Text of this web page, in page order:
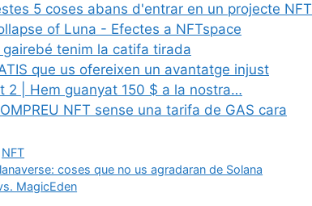
b
l
r
k
e
d
I
t
s
A
p
p
a
r
t
5 coses abans d'entrar en un projecte NFT
of Luna - Efectes a NFTspace
gairebé tenim la catifa tirada
que us ofereixen un avantatge injust
2 | Hem guanyat 150 $ a la nostra…
NFT sense una tarifa de GAS cara
NFT
coses que no us agradaran de Solana
MagicEden